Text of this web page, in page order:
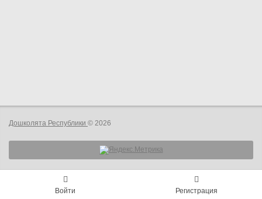
Дошколята Республики © 2026
Войти Регистрация